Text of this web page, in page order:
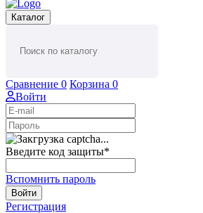
Каталог
Сравнение 0 Корзина 0
Войти
Введите код защиты*
Вспомнить пароль
Войти
Регистрация